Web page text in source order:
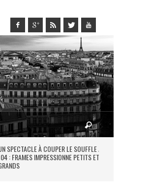
SPECTACLE À COUPER LE SOUFFLE AU
: FRAMES IMPRESSIONNE PETITS ET